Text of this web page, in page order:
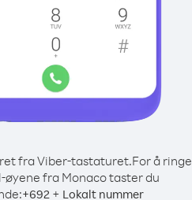
fra Viber-tastaturet.For å ringe
øyene fra Monaco taster du
+692+ Lokalt nummer